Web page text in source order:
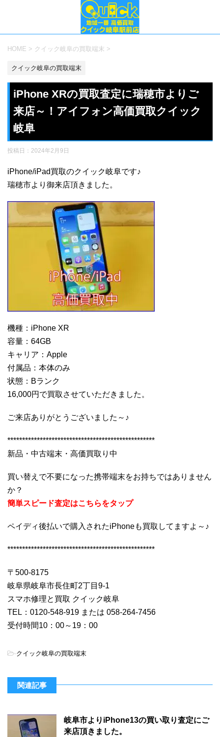
HOME > クイック岐阜の買取端末 >
クイック岐阜の買取端末
iPhone XRの買取査定に瑞穂市よりご
来店～！アイフォン高価買取クイック
岐阜
投稿日： 2024年2月9日
iPhone/iPad買取のクイック岐阜です♪
瑞穂市より御来店頂きました。
機種：iPhone XR
容量：64GB
キャリア：Apple
付属品：本体のみ
状態：Bランク
16,000円で買取させていただきました。
ご来店ありがとうございました～♪
**************************************************
新品・中古端末・高価買取り中
買い替えで不要になった携帯端末をお持ちではありません
か？
簡単スピード査定はこちらをタップ
ペイディ後払いで購入されたiPhoneも買取してますよ～♪
**************************************************
〒500-8175
岐阜県岐阜市長住町2丁目9-1
スマホ修理と買取 クイック岐阜
TEL：0120-548-919 または 058-264-7456
受付時間10：00～19：00
-クイック岐阜の買取端末
関連記事
岐阜市よりiPhone13の買い取り査定にご
来店頂きました。